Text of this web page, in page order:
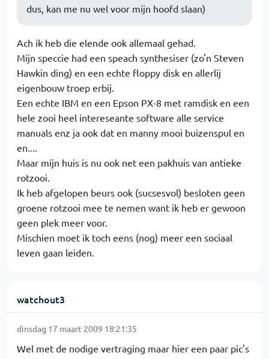
dus, kan me nu wel voor mijn hoofd slaan)
Ach ik heb die elende ook allemaal gehad.
Mijn speccie had een speach synthesiser (zo'n Steven
Hawkin ding) en een echte floppy disk en allerlij
eigenbouw troep erbij.
Een echte IBM en een Epson PX-8 met ramdisk en een
hele zooi heel intereseante software alle service
manuals enz ja ook dat en manny mooi buizenspul en
en....
Maar mijn huis is nu ook net een pakhuis van antieke
rotzooi.
Ik heb afgelopen beurs ook (sucsesvol) besloten geen
groene rotzooi mee te nemen want ik heb er gewoon
geen plek meer voor.
Mischien moet ik toch eens (nog) meer een sociaal
leven gaan leiden.
watchout3
dinsdag 17 maart 2009 18:21:35
Wel met de nodige vertraging maar hier een paar pic's